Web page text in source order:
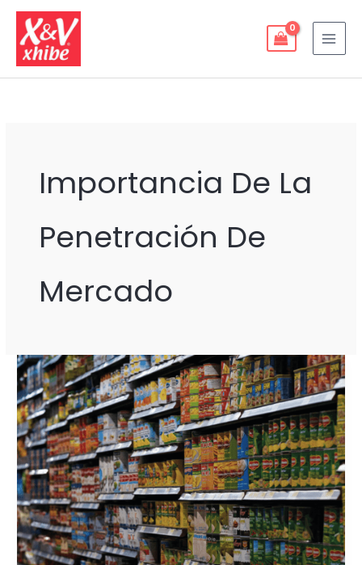
contenido
Importancia De La
Penetración De
Mercado
7
ESTRATEGIAS
DE
PENETRACIÓN
DE MERCADO